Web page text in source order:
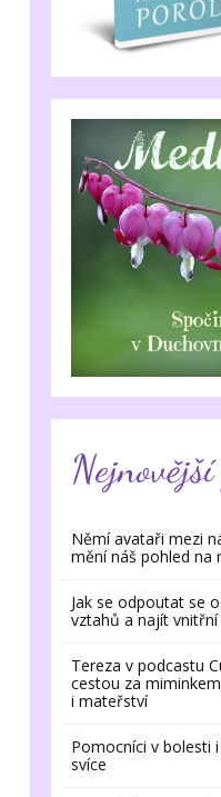
Němí avataři mezi
mění náš pohled na
Jak se odpoutat se
vztahů a najít
Tereza v podcastu
cestou za
i mateřství
Pomocníci v bolesti
svíce